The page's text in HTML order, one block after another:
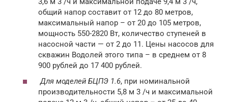
общий напор составит от 12 до 80 метров,
максимальный напор – от 20 до 105 метров,
мощность 550-2820 Вт, количество ступеней в
насосной части — от 2 до 11. Цены насосов для
скважин Водолей этого типа – в среднем от 8
900 рублей до 17 400 рублей.
Для моделей БЦПЭ 1.6, при номинальной
производительности 5,8 м 3 /ч и максимальной